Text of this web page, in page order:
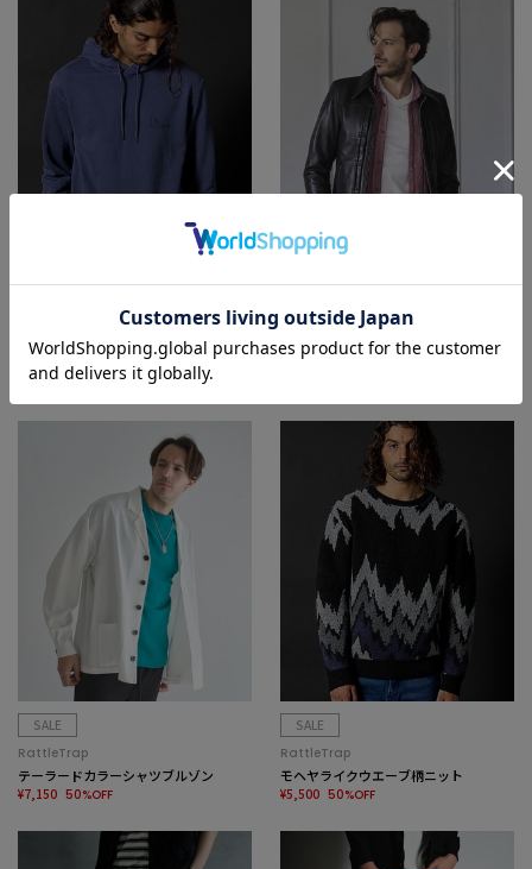
【セットアップ対応】裏毛プルオーバ
ーパーカー
¥5,280 60%OFF
RattleTrap
ラムネイキッドレザーワークジャケッ
SALE
RattleTrap
テーラードカラーシャツブルゾン
¥7,150 50%OFF
SALE
RattleTrap
モヘヤライクウエーブ柄ニット
¥5,500 50%OFF